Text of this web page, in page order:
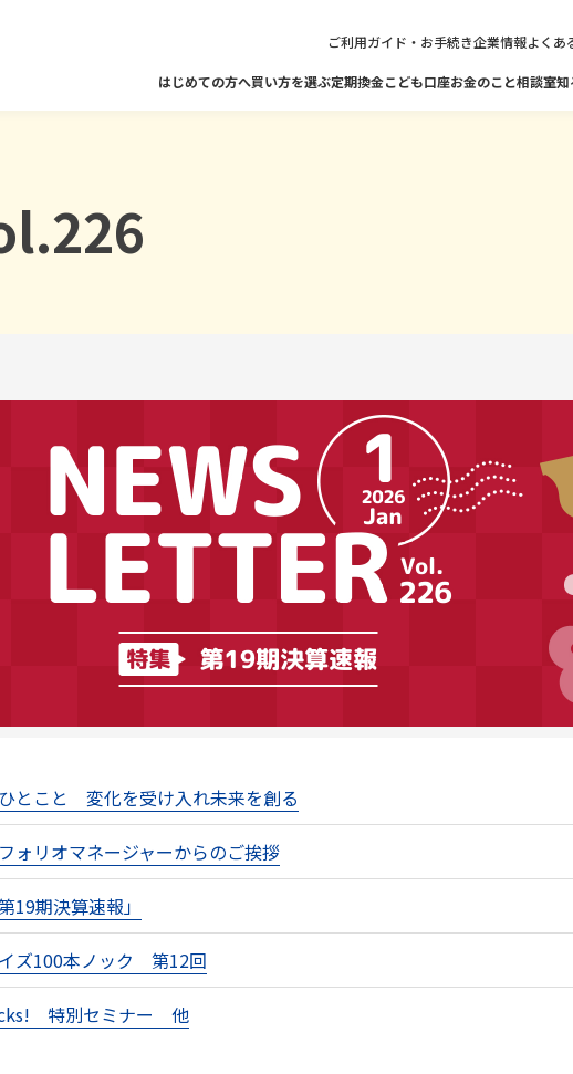
ご利用ガイド・お手続き企業情報よくあ
はじめての方へ買い方を選ぶ
てプラン
カードで
定期換金
定期換金サービス
こども口座お金のこと相談室知
・
「知りたい」に
とこと 変化を受け入れ未来を創る
ォリオマネージャーからのご挨拶
19期決算速報」
ズ100本ノック 第12回
特別セミナー 他